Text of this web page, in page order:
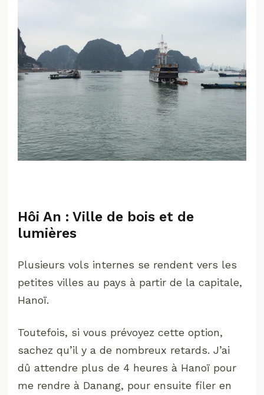
Hôi An : Ville de bois et de
lumières
Plusieurs vols internes se rendent vers les
petites villes au pays à partir de la capitale,
Hanoï.
Toutefois, si vous prévoyez cette option,
sachez qu’il y a de nombreux retards. J’ai
dû attendre plus de 4 heures à Hanoï pour
me rendre à Danang, pour ensuite filer en